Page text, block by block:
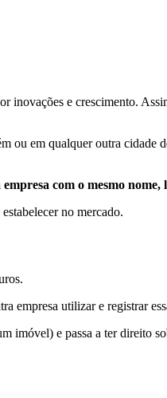
inovações e crescimento.
ou em qualquer outra cidade
com o mesmo
no mercado.
empresa utilizar e registrar
e passa a ter direito